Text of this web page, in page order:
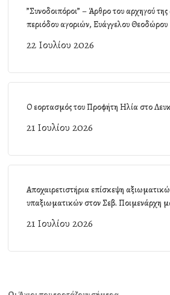
”Συνοδοιπόροι” – Άρθρο του αρχηγού
περιόδου αγοριών, Ευάγγελου Θεοδώρου
22 Ιουλίου 2026
Ο εορτασμός του Προφήτη Ηλία στο
21 Ιουλίου 2026
Αποχαιρετιστήρια επίσκεψη
υπαξιωματικών στον Σεβ. Ποιμενάρχη
21 Ιουλίου 2026